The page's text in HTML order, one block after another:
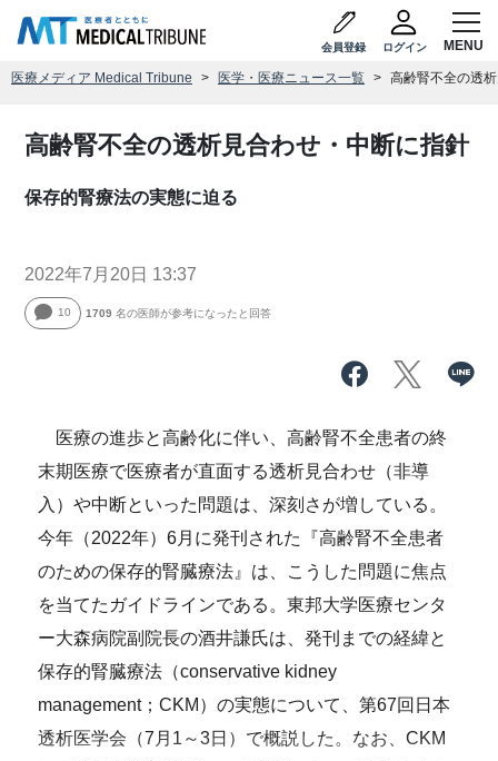
会員登録 ログイン
医療メディア Medical Tribune 医学・医療ニュース一覧 高齢腎不全の透
高齢腎不全の透析見合わせ・中断に指針
保存的腎療法の実態に迫る
2022年7月20日 13:37
10 1709 名の医師が参考になったと回答
医療の進歩と高齢化に伴い、高齢腎不全患者の終
末期医療で医療者が直面する透析見合わせ（非導
入）や中断といった問題は、深刻さが増している。
今年（2022年）6月に発刊された『高齢腎不全患者
のための保存的腎臓療法』は、こうした問題に焦点
を当てたガイドラインである。東邦大学医療センタ
ー大森病院副院長の酒井謙氏は、発刊までの経緯と
保存的腎臓療法（conservative kidney
management；CKM）の実態について、第67回日本
透析医学会（7月1～3日）で概説した。なお、CKM